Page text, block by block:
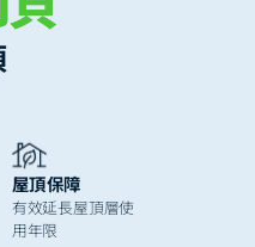
屋頂保障
有效延長屋頂層使
用年限